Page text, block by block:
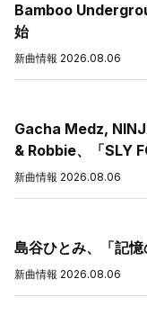
Bamboo
始
新曲情報 2026.08.06
Gacha Medz,
& Robbie、「SLY
新曲情報 2026.08.06
島谷ひとみ、「記
新曲情報 2026.08.06